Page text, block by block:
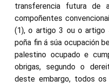
transferencia futura de
compoñentes
(1), o artigo 3 ou o artigo
poña fin á súa ocupación
palestino ocupado e
obrigas, segundo o
deste embargo, todos os